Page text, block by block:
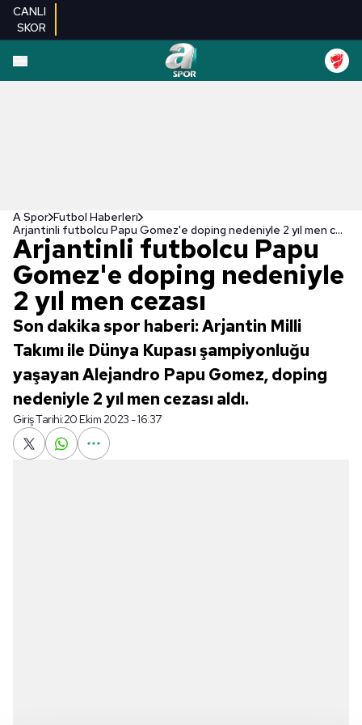
CANLI
SKOR
A Spor Futbol Haberleri
Arjantinli futbolcu Papu Gomez'e doping nedeniyle 2 yıl men cezası
Arjantinli futbolcu Papu
Gomez'e doping nedeniyle
2 yıl men cezası
Son dakika spor haberi: Arjantin Milli
Takımı ile Dünya Kupası şampiyonluğu
yaşayan Alejandro Papu Gomez, doping
nedeniyle 2 yıl men cezası aldı.
Giriş Tarihi:20 Ekim 2023 - 16:37